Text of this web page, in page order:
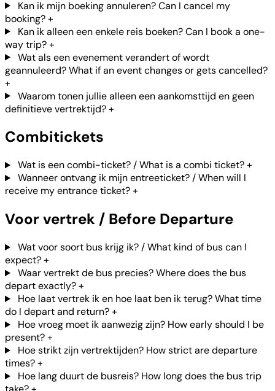
Kan ik mijn boeking annuleren? Can I cancel my
booking?+
Kan ik alleen een enkele reis boeken? Can I book a one-
way trip?+
Wat als een evenement verandert of wordt
geannuleerd? What if an event changes or gets cancelled?
+
Waarom tonen jullie alleen een aankomsttijd en geen
definitieve vertrektijd?+
Combitickets
Wat is een combi-ticket? / What is a combi ticket?+
Wanneer ontvang ik mijn entreeticket? / When will I
receive my entrance ticket?+
Voor vertrek / Before Departure
Wat voor soort bus krijg ik? / What kind of bus can I
expect?+
Waar vertrekt de bus precies? Where does the bus
depart exactly?+
Hoe laat vertrek ik en hoe laat ben ik terug? What time
do I depart and return?+
Hoe vroeg moet ik aanwezig zijn? How early should I be
present?+
Hoe strikt zijn vertrektijden? How strict are departure
times?+
Hoe lang duurt de busreis? How long does the bus trip